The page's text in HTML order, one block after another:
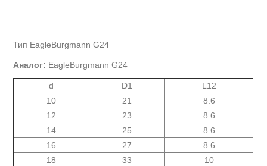
Тип EagleBurgmann G24
Аналог: EagleBurgmann G24
d D1
L12
10
21
8.6
12
23
8.6
14
25
8.6
16
27
8.6
18
33 10